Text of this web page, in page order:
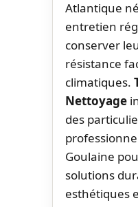
Atlantique
entretien
conserver
résistance
climatiques.
Nettoyage
des
Goulaine
solutions
esthétiques